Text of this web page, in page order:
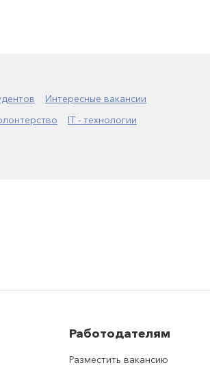
Интересные вакансии
IT - технологии
Работодателям
Разместить вакансию